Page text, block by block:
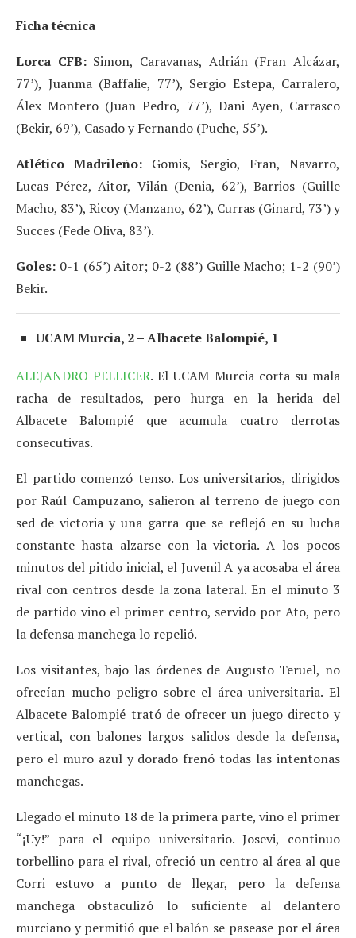
Ficha técnica
Lorca CFB:Simon, Caravanas, Adrián (Fran Alcázar,
77’), Juanma (Baffalie, 77’), Sergio Estepa, Carralero,
Álex Montero (Juan Pedro, 77’), Dani Ayen, Carrasco
(Bekir, 69’), Casado y Fernando (Puche, 55’).
Atlético Madrileño: Gomis, Sergio, Fran, Navarro,
Lucas Pérez, Aitor, Vilán (Denia, 62’), Barrios (Guille
Macho, 83’), Ricoy (Manzano, 62’), Curras (Ginard, 73’) y
Succes (Fede Oliva, 83’).
Goles: 0-1 (65’) Aitor; 0-2 (88’) Guille Macho; 1-2 (90’)
Bekir.
UCAM Murcia, 2 – Albacete Balompié, 1
ALEJANDRO PELLICER. El UCAM Murcia corta su mala
racha de resultados, pero hurga en la herida del
Albacete Balompié que acumula cuatro derrotas
consecutivas.
El partido comenzó tenso. Los universitarios, dirigidos
por Raúl Campuzano, salieron al terreno de juego con
sed de victoria y una garra que se reflejó en su lucha
constante hasta alzarse con la victoria. A los pocos
minutos del pitido inicial, el Juvenil A ya acosaba el área
rival con centros desde la zona lateral. En el minuto 3
de partido vino el primer centro, servido por Ato, pero
la defensa manchega lo repelió.
Los visitantes, bajo las órdenes de Augusto Teruel, no
ofrecían mucho peligro sobre el área universitaria. El
Albacete Balompié trató de ofrecer un juego directo y
vertical, con balones largos salidos desde la defensa,
pero el muro azul y dorado frenó todas las intentonas
manchegas.
Llegado el minuto 18 de la primera parte, vino el primer
“¡Uy!” para el equipo universitario. Josevi, continuo
torbellino para el rival, ofreció un centro al área al que
Corri estuvo a punto de llegar, pero la defensa
manchega obstaculizó lo suficiente al delantero
murciano y permitió que el balón se pasease por el área